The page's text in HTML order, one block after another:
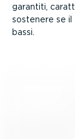
garantiti,
sostenere se
bassi.